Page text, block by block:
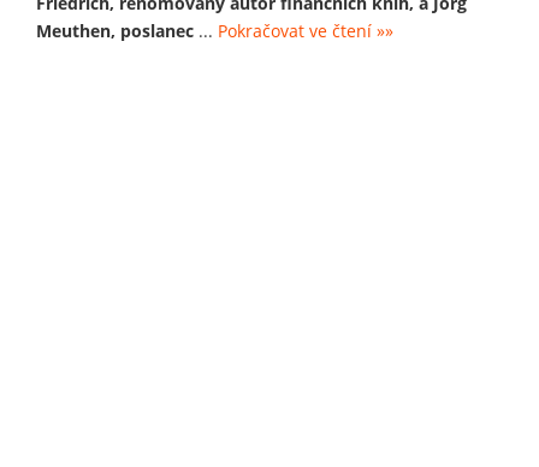
Meuthen, poslanec ... Pokračovat ve čtení »»